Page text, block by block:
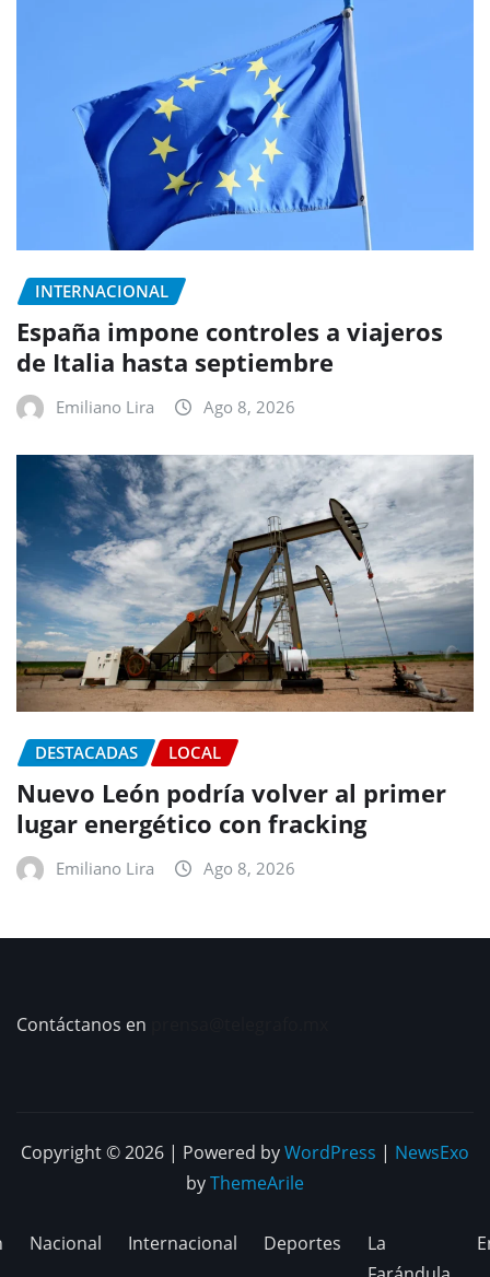
INTERNACIONAL
España impone controles a viajeros
de Italia hasta septiembre
Emiliano Lira Ago 8, 2026
DESTACADAS LOCAL
Nuevo León podría volver al primer
lugar energético con fracking
Emiliano Lira Ago 8, 2026
Contáctanos en
Copyright © 2026 | Powered byWordPress | NewsExo
byThemeArile
Nacional Internacional Deportes
La